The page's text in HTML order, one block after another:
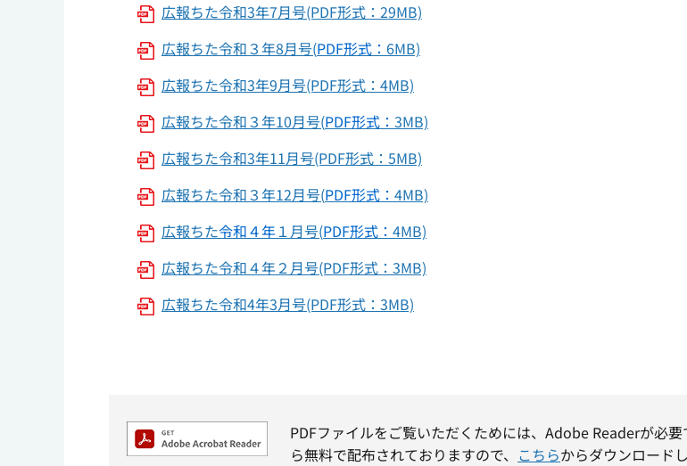
広報ちた令和3年7月号(PDF形式：29MB)
広報ちた令和３年8月号(PDF形式： 6MB)
広報ちた令和3年9月号(PDF形式：4MB)
広報ちた令和３年10月号(PDF形式： 3MB)
広報ちた令和3年11月号(PDF形式：5MB)
広報ちた令和３年12月号(PDF形式： 4MB)
広報ちた令和４年１月号(PDF形式： 4MB)
広報ちた令和４年２月号(PDF形式：3MB)
広報ちた令和4年3月号(PDF形式：3MB)
PDFファイルをご覧いただくためには、Adobe Readerが必
ら無料で配布されておりますので、 こちらからダウンロード